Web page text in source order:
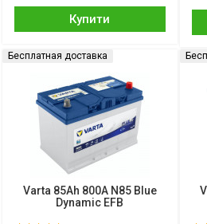
Купити
Бесплатная доставка
Varta 85Ah 800A N85 Blue
Dynamic EFB